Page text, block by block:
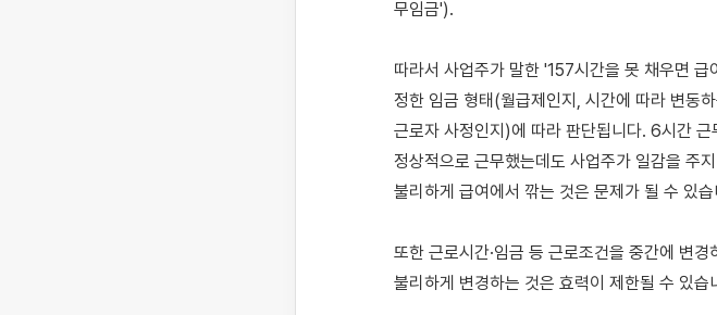
무임금').
따라서 사업주가 말한 '157시간을 못 채우면
정한 임금 형태(월급제인지, 시간에 따라 변동
근로자 사정인지)에 따라 판단됩니다. 6시간
정상적으로 근무했는데도 사업주가 일감을 주
불리하게 급여에서 깎는 것은 문제가 될 수 있습
또한 근로시간·임금 등 근로조건을 중간에 변
불리하게 변경하는 것은 효력이 제한될 수 있습